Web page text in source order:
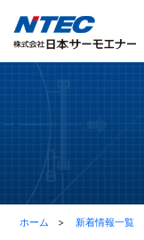
ホーム 新着情報一覧